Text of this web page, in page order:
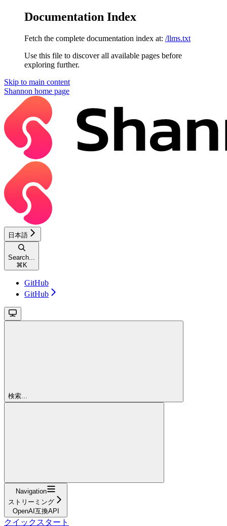
Documentation Index
Fetch the complete documentation index at: /llms.txt
Use this file to discover all available pages before
exploring further.
Skip to main content
Shannon home page
日本語
Search...
⌘ K
GitHub
GitHub
検索...
Navigation
ストリーミング
OpenAI互換API
クイックスタート